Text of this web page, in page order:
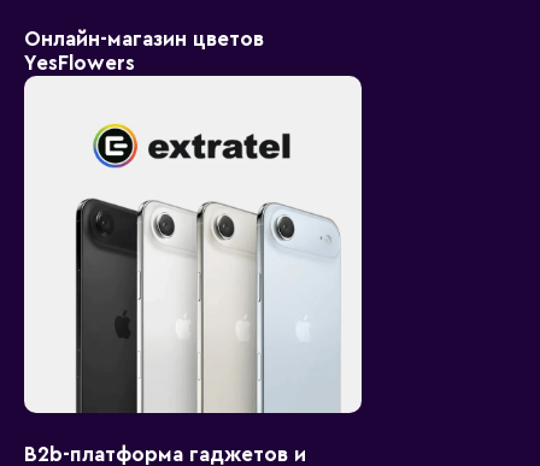
Онлайн-магазин цветов
YesFlowers
B2b-платформа гаджетов и